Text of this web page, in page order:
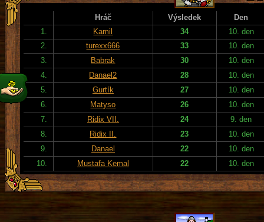
Hráč Výsledek
Den
1.
Kamil 34
10. den
2.
turexx666 33
10. den
3.
Babrak 30
10. den
4.
Danael2 28
10. den
5.
Gurtík 27
10. den
6.
Matyso 26
10. den
7.
Ridix VII. 24
9. den
8.
Ridix II. 23
10. den
9.
Danael 22
10. den
10.
Mustafa Kemal 22 10. den